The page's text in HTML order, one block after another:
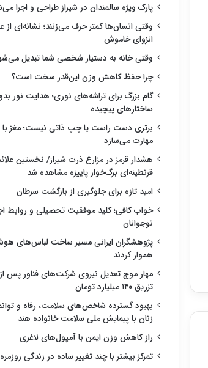
پارک ویژه سالمندان در شیراز طراحی و اجرا
وقتی انسان‌ها کمتر حرف می‌زنند؛ نشانه‌ای از
انزوای خاموش
وقتی خانه به دستیار شخصی شما تبدیل
چرا حفظ کاهش وزن این‌قدر سخت است؟
گام بزرگ برای تراشه‌های نوری؛ هدایت نور
ساختارهای پیچیده
برتری دست راست یا چپ ذاتی نیست؛ مغز با
مهارت می‌سازد
هشدار قرمز در مزارع ذرت شیراز/ نخستین
قرنطینه‌ای برگ‌خوار پاییزه مشاهده شد
امید تازه برای جلوگیری از بازگشت سرطان
خواب کافی؛ کلید موفقیت تحصیلی و روابط
نوجوانان
پژوهشگران ایرانی مسیر ساخت لباس‌های
هموار کردند
مهار موج تعدیل نیروی شرکت‌های فناور پس
تزریق ۱۴۰ میلیارد تومان
بهبود گسترده شاخص‌های سلامت، رفاه و
زنان با پیمایش ملی سلامت خانواده هند
راز کاهش وزن ایمن با آمپول‌های لاغری
تمرکز بیشتر با چند تغییر ساده در زندگی روزمره